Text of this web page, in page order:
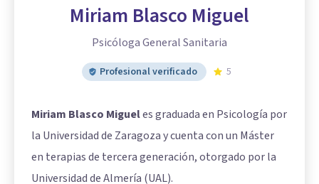
Miriam Blasco Miguel
Psicóloga General Sanitaria
Profesional verificado 5
Miriam Blasco Migueles graduada en Psicología por
la Universidad de Zaragoza y cuenta con un Máster
en terapias de tercera generación, otorgado por la
Universidad de Almería (UAL).